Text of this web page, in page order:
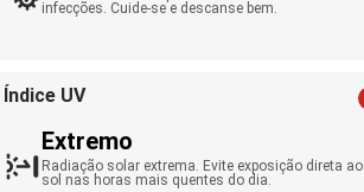
infecções. Cuide-se e descanse bem.
Índice UV
Extremo
Radiação solar extrema. Evite exposição direta ao
sol nas horas mais quentes do dia.